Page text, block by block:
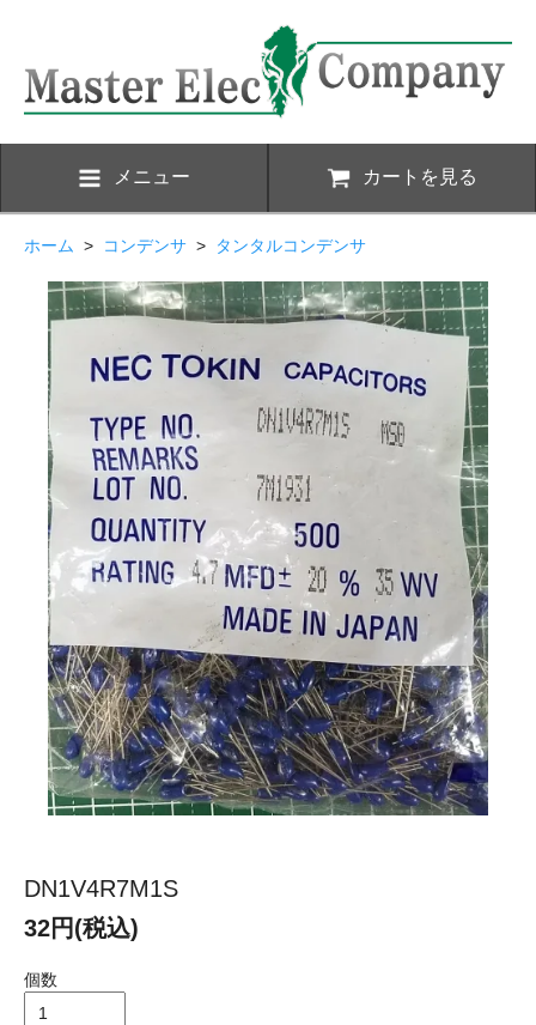
メニュー カートを見る
ホーム > コンデンサ > タンタルコンデンサ
DN1V4R7M1S
32円(税込)
個数